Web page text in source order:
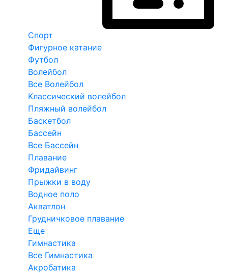
Спорт
Фигурное катание
Футбол
Волейбол
Все Волейбол
Классический волейбол
Пляжный волейбол
Баскетбол
Бассейн
Все Бассейн
Плавание
Фридайвинг
Прыжки в воду
Водное поло
Акватлон
Грудничковое плавание
Еще
Гимнастика
Все Гимнастика
Акробатика